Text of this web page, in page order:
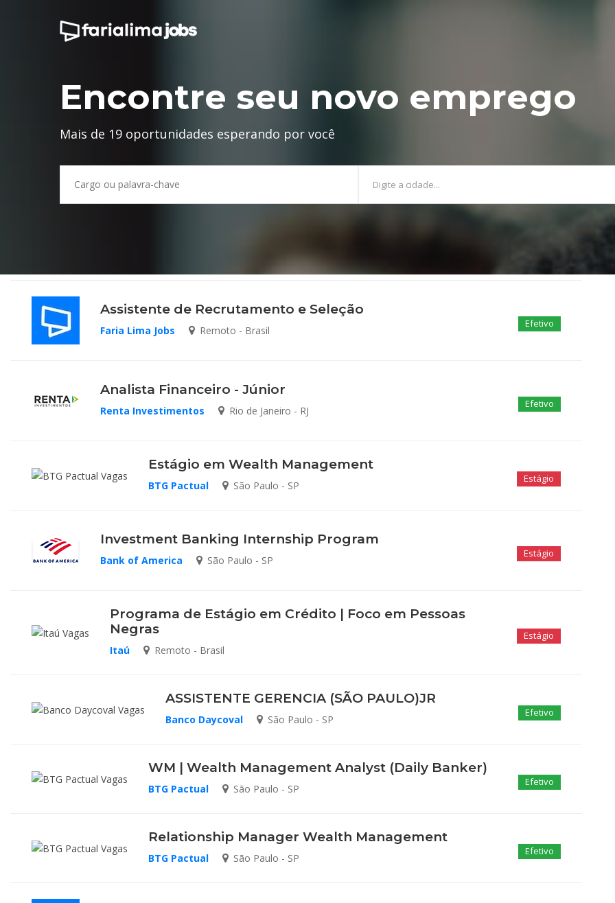
Encontre seu novo emprego
Mais de 19 oportunidades esperando por você
Digite a cidade...
Efetivo
Assistente de Recrutamento e Seleção
Faria Lima Jobs Remoto - Brasil
Efetivo
Analista Financeiro - Júnior
Renta Investimentos Rio de Janeiro - RJ
Estágio
Estágio em Wealth Management
BTG Pactual São Paulo - SP
Estágio
Investment Banking Internship Program
Bank of America São Paulo - SP
Estágio
Programa de Estágio em Crédito | Foco em Pessoas
Negras
Itaú Remoto - Brasil
Efetivo
ASSISTENTE GERENCIA (SÃO PAULO)JR
Banco Daycoval São Paulo - SP
Efetivo
WM | Wealth Management Analyst (Daily Banker)
BTG Pactual São Paulo - SP
Efetivo
Relationship Manager Wealth Management
BTG Pactual São Paulo - SP